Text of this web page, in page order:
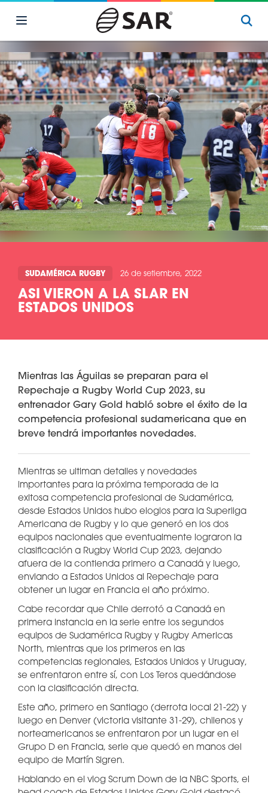
SUDAMÉRICA RUGBY 26 de setiembre, 2022
ASI VIERON A LA SLAR EN
ESTADOS UNIDOS
Mientras las Águilas se preparan para el
Repechaje a Rugby World Cup 2023, su
entrenador Gary Gold habló sobre el éxito de la
competencia profesional sudamericana que en
breve tendrá importantes novedades.
Mientras se ultiman detalles y novedades
importantes para la próxima temporada de la
exitosa competencia profesional de Sudamérica,
desde Estados Unidos hubo elogios para la Superliga
Americana de Rugby y lo que generó en los dos
equipos nacionales que eventualmente lograron la
clasificación a Rugby World Cup 2023, dejando
afuera de la contienda primero a Canadá y luego,
enviando a Estados Unidos al Repechaje para
obtener un lugar en Francia el año próximo.
Cabe recordar que Chile derrotó a Canadá en
primera instancia en la serie entre los segundos
equipos de Sudamérica Rugby y Rugby Americas
North, mientras que los primeros en las
competencias regionales, Estados Unidos y Uruguay,
se enfrentaron entre sí, con Los Teros quedándose
con la clasificación directa.
Este año, primero en Santiago (derrota local 21-22) y
luego en Denver (victoria visitante 31-29), chilenos y
norteamericanos se enfrentaron por un lugar en el
Grupo D en Francia, serie que quedó en manos del
equipo de Martín Sigren.
Hablando en el vlog Scrum Down de la NBC Sports, el